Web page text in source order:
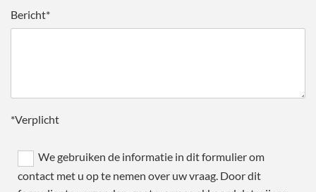
Bericht*
*Verplicht
We gebruiken de informatie in dit formulier om
contact met u op te nemen over uw vraag. Door dit